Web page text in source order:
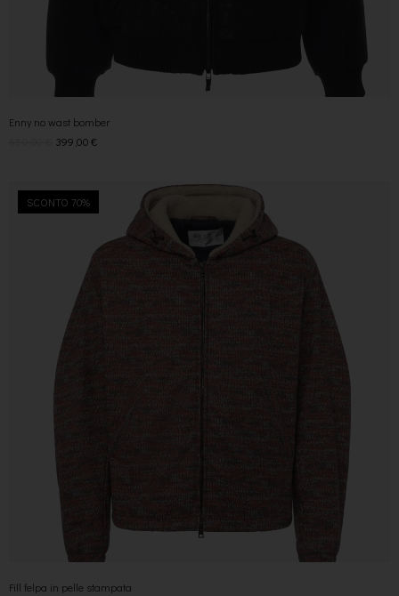
Enny no wast bomber
399,00€
SCONTO 70%
Fill felpa in pelle stampata